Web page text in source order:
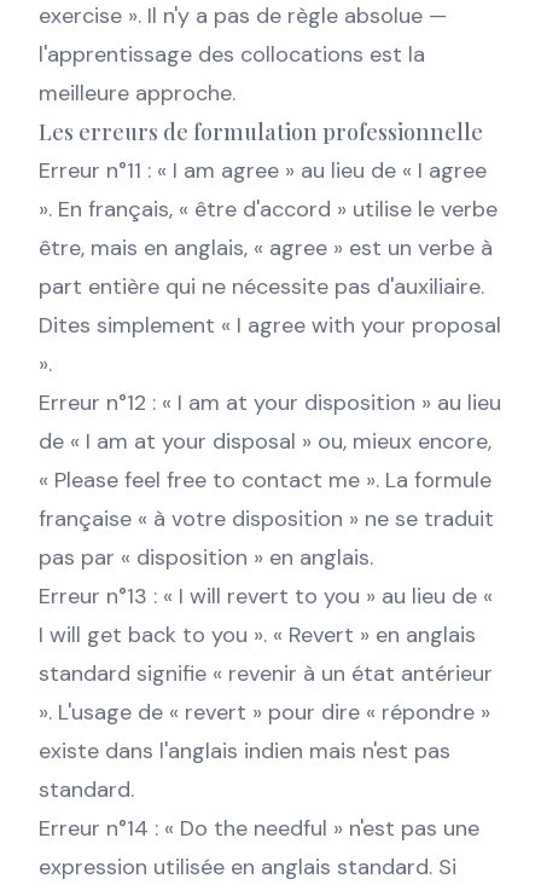
exercise ». Il n'y a pas de règle absolue —
l'apprentissage des collocations est la
meilleure approche.
Les erreurs de formulation professionnelle
Erreur n°11 : « I am agree » au lieu de « I agree
». En français, « être d'accord » utilise le verbe
être, mais en anglais, « agree » est un verbe à
part entière qui ne nécessite pas d'auxiliaire.
Dites simplement « I agree with your proposal
».
Erreur n°12 : « I am at your disposition » au lieu
de « I am at your disposal » ou, mieux encore,
« Please feel free to contact me ». La formule
française « à votre disposition » ne se traduit
pas par « disposition » en anglais.
Erreur n°13 : « I will revert to you » au lieu de «
I will get back to you ». « Revert » en anglais
standard signifie « revenir à un état antérieur
». L'usage de « revert » pour dire « répondre »
existe dans l'anglais indien mais n'est pas
standard.
Erreur n°14 : « Do the needful » n'est pas une
expression utilisée en anglais standard. Si